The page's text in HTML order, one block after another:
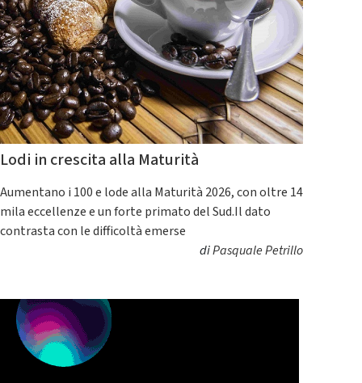
Lodi in crescita alla Maturità
Aumentano i 100 e lode alla Maturità 2026, con oltre 14
mila eccellenze e un forte primato del Sud.Il dato
contrasta con le difficoltà emerse
diPasquale Petrillo